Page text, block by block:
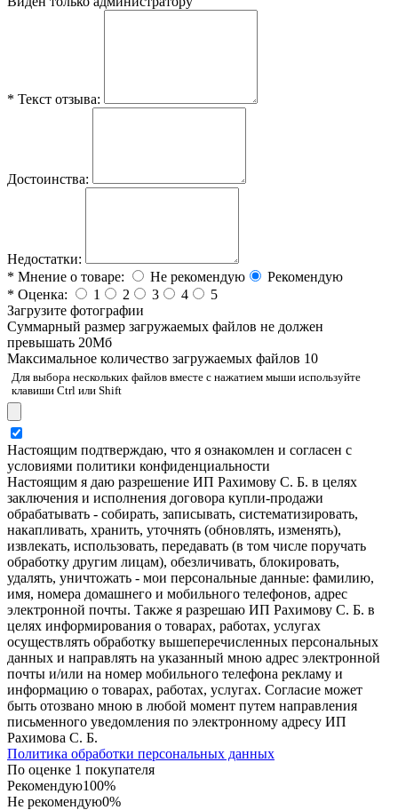
* Текст отзыва:
Достоинства:
Недостатки:
* Мнение о товаре: Не рекомендую
Рекомендую
* Оценка: 1 2 3 4
5
Загрузите фотографии
Cуммарный размер загружаемых файлов не должен
превышать 20Мб
Максимальное количество загружаемых файлов 10
Для выбора нескольких файлов вместе с нажатием мыши используйте
клавиши Ctrl или Shift
Настоящим подтверждаю, что я ознакомлен и согласен с
условиями политики конфиденциальности
Настоящим я даю разрешение ИП Рахимову С. Б. в целях
заключения и исполнения договора купли-продажи
обрабатывать - собирать, записывать, систематизировать,
накапливать, хранить, уточнять (обновлять, изменять),
извлекать, использовать, передавать (в том числе поручать
обработку другим лицам), обезличивать, блокировать,
удалять, уничтожать - мои персональные данные: фамилию,
имя, номера домашнего и мобильного телефонов, адрес
электронной почты. Также я разрешаю ИП Рахимову С. Б. в
целях информирования о товарах, работах, услугах
осуществлять обработку вышеперечисленных персональных
данных и направлять на указанный мною адрес электронной
почты и/или на номер мобильного телефона рекламу и
информацию о товарах, работах, услугах. Согласие может
быть отозвано мною в любой момент путем направления
письменного уведомления по электронному адресу ИП
Рахимова С. Б.
Политика обработки персональных данных
По оценке 1 покупателя
Рекомендую100%
Не рекомендую0%